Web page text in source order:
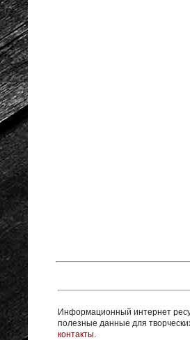
Информационный интернет
полезные данные для
контакты.